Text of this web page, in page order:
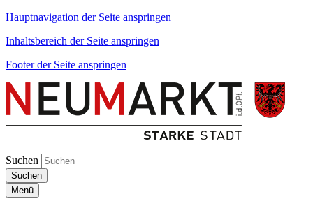
Hauptnavigation der Seite anspringen
Inhaltsbereich der Seite anspringen
Footer der Seite anspringen
Suchen
Suchen
Menü